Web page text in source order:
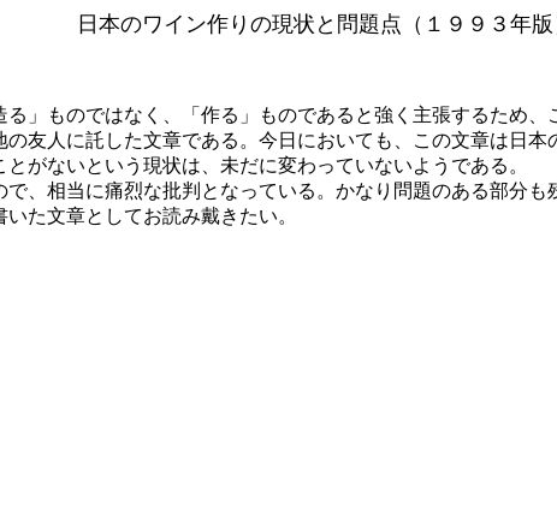
日本のワイン作りの現状と問題点（１９９３年版
」ものではなく、「作る」ものであると強く主張するため
友人に託した文章である。今日においても、この文章は日
とがないという現状は、未だに変わっていないようである。
、相当に痛烈な批判となっている。かなり問題のある部分
た文章としてお読み戴きたい。